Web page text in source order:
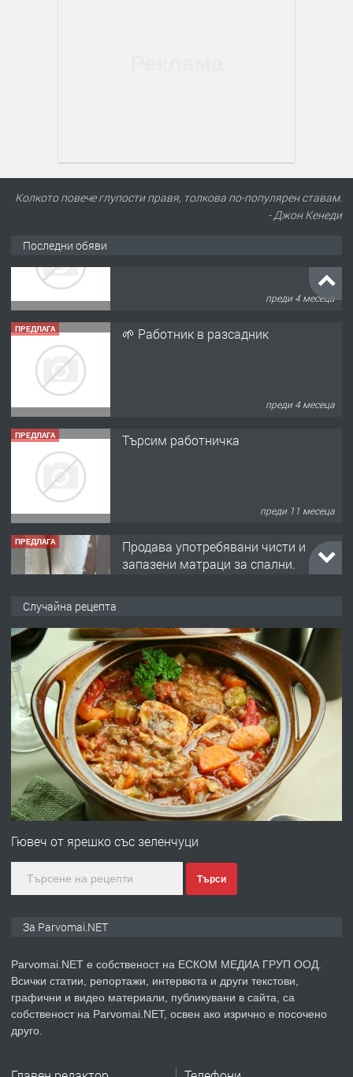
Колкото повече глупости правя, толкова по-популярен ставам.
- Джон Кенеди
Последни обяви
ПРЕДЛАГА
ПРЕДЛАГА
ПРЕДЛАГА
запазени матраци за спални.
преди 1 година
преди 1 година
ПРЕДЛАГА
Първи поход "По стъпките на Ангел
Войвода"
преди 1 година
ПРЕДЛАГА
Монтажник на малки детайли за
преди 1 година
ПРЕДЛАГА
Продавам апартамент - гр.
Случайна рецепта
Гювеч от ярешко със зеленчуци
Търси
За Parvomai.NET
Parvomai.NET е собственост на ЕСКОМ МЕДИА ГРУП ООД.
Всички статии, репортажи, интервюта и други текстови,
графични и видео материали, публикувани в сайта, са
собственост на Parvomai.NET, освен ако изрично е посочено
друго.